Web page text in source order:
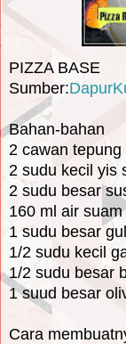
PIZZA BASE
Sumber:
Bahan-bahan
2 cawan tepung
2 sudu kecil yis
2 sudu besar
160 ml air suam
1 sudu besar
1/2 sudu kecil
1/2 sudu besar
1 suud besar
Cara